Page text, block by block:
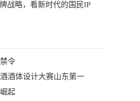
战略，看新时代的国民IP
令
酒体设计大赛山东第一
起